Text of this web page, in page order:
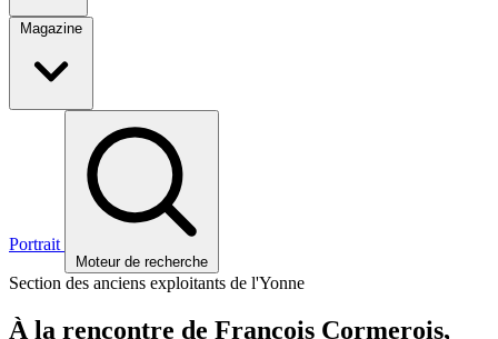
Magazine
Portrait
Moteur de recherche
Section des anciens exploitants de l'Yonne
À la rencontre de François Cormerois,